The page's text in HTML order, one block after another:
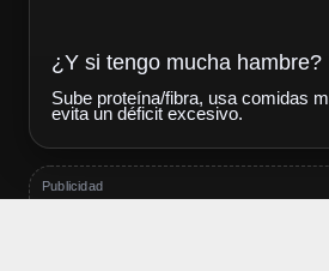
¿Y si tengo mucha hambre?
Sube proteína/fibra, usa comidas
evita un déficit excesivo.
Publicidad